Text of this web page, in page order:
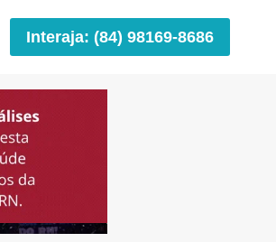
Interaja: (84) 98169-8686